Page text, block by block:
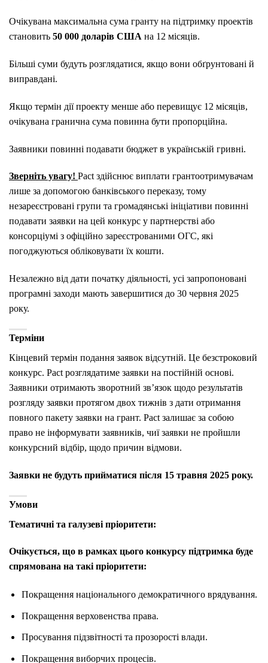
Очікувана максимальна сума гранту на підтримку проектів
становить 50 000 доларів США на 12 місяців.
Більші суми будуть розглядатися, якщо вони обґрунтовані й
виправдані.
Якщо термін дії проекту менше або перевищує 12 місяців,
очікувана гранична сума повинна бути пропорційна.
Заявники повинні подавати бюджет в українській гривні.
Зверніть увагу! Pact здійснює виплати грантоотримувачам
лише за допомогою банківського переказу, тому
незареєстровані групи та громадянські ініціативи повинні
подавати заявки на цей конкурс у партнерстві або
консорціумі з офіційно зареєстрованими ОГС, які
погоджуються обліковувати їх кошти.
Незалежно від дати початку діяльності, усі запропоновані
програмні заходи мають завершитися до 30 червня 2025
року.
Терміни
Кінцевий термін подання заявок відсутній. Це безстроковий
конкурс. Pact розглядатиме заявки на постійній основі.
Заявники отримають зворотний зв’язок щодо результатів
розгляду заявки протягом двох тижнів з дати отримання
повного пакету заявки на грант. Pact залишає за собою
право не інформувати заявників, чиї заявки не пройшли
конкурсний відбір, щодо причин відмови.
Заявки не будуть прийматися після 15 травня 2025 року.
Умови
Тематичні та галузеві пріоритети:
Очікується, що в рамках цього конкурсу підтримка буде
спрямована на такі пріоритети:
Покращення національного демократичного врядування.
Покращення верховенства права.
Просування підзвітності та прозорості влади.
Покращення виборчих процесів.